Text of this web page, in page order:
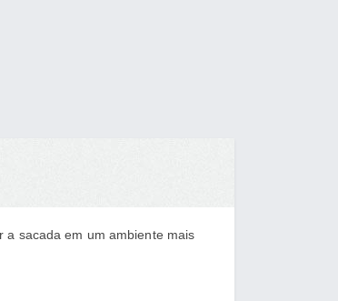
a sacada em um ambiente mais